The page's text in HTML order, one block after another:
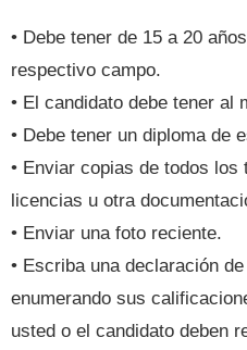
• Debe tener de 15 a 20
respectivo campo.
• El candidato debe tener al
• Debe tener un diploma de
• Enviar copias de todos
licencias u otra
• Enviar una foto reciente.
• Escriba una declaración
enumerando sus
usted o el candidato deben